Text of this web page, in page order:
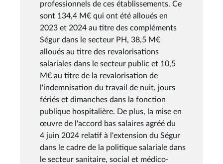
professionnels de ces établissements. Ce
sont 134,4 M€ qui ont été alloués en
2023 et 2024 au titre des compléments
Ségur dans le secteur PH, 38,5 M€
alloués au titre des revalorisations
salariales dans le secteur public et 10,5
M€ au titre de la revalorisation de
l'indemnisation du travail de nuit, jours
fériés et dimanches dans la fonction
publique hospitalière. De plus, la mise en
œuvre de l'accord bas salaires agréé du
4 juin 2024 relatif à l'extension du Ségur
dans le cadre de la politique salariale dans
le secteur sanitaire, social et médico-